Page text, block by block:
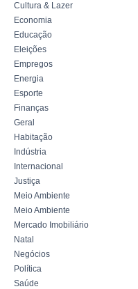
Cultura & Lazer
Economia
Educação
Eleições
Empregos
Energia
Esporte
Finanças
Geral
Habitação
Indústria
Internacional
Justiça
Meio Ambiente
Meio Ambiente
Mercado Imobiliário
Natal
Negócios
Política
Saúde